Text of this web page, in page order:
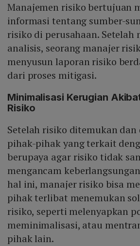
Manajemen risiko bertujuan
informasi tentang sumber-
risiko di perusahaan. Setelah
analisis, seorang manajer
menyusun laporan risiko
dari proses mitigasi.
Minimalisasi Kerugian
Risiko
Setelah risiko ditemukan dan
pihak-pihak yang terkait
berupaya agar risiko tidak
mengancam
hal ini, manajer risiko bisa
pihak terlibat menemukan
risiko, seperti melenyapkan
meminimalisasi, atau
pihak lain.